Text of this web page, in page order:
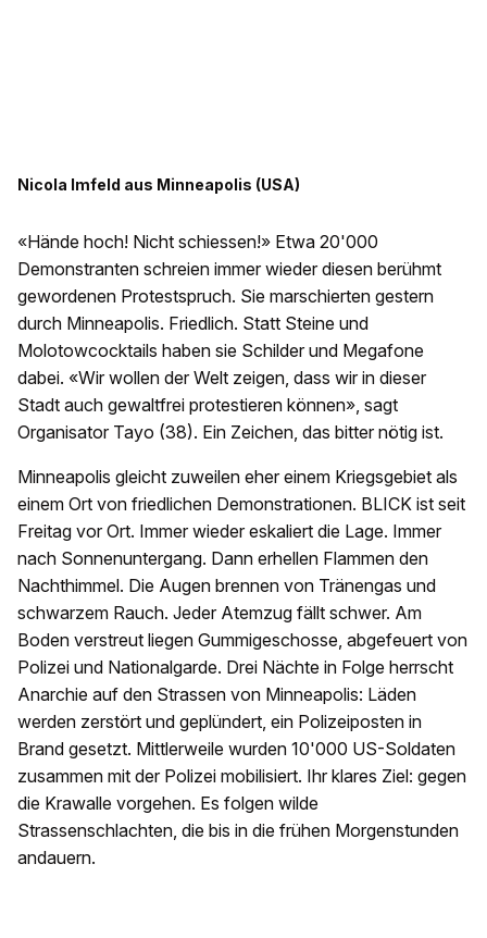
Nicola Imfeld aus Minneapolis (USA)
«Hände hoch! Nicht schiessen!» Etwa 20'000
Demonstranten schreien immer wieder diesen berühmt
gewordenen Protestspruch. Sie marschierten gestern
durch Minneapolis. Friedlich. Statt Steine und
Molotowcocktails haben sie Schilder und Megafone
dabei. «Wir wollen der Welt zeigen, dass wir in dieser
Stadt auch gewaltfrei protestieren können», sagt
Organisator Tayo (38). Ein Zeichen, das bitter nötig ist.
Minneapolis gleicht zuweilen eher einem Kriegsgebiet als
einem Ort von friedlichen Demonstrationen. BLICK ist seit
Freitag vor Ort. Immer wieder eskaliert die Lage. Immer
nach Sonnenuntergang. Dann erhellen Flammen den
Nachthimmel. Die Augen brennen von Tränengas und
schwarzem Rauch. Jeder Atemzug fällt schwer. Am
Boden verstreut liegen Gummige­schosse, abgefeuert von
Polizei und Nationalgarde. Drei Nächte in Folge herrscht
Anarchie auf den Strassen von Minneapolis: Läden
werden zerstört und geplündert, ein Polizeiposten in
Brand gesetzt. Mittlerweile wurden 10'000 US-Soldaten
zusammen mit der Polizei mobilisiert. Ihr klares Ziel: gegen
die Krawalle vorgehen. Es folgen wilde
Strassenschlachten, die bis in die frühen Morgenstunden
andauern.